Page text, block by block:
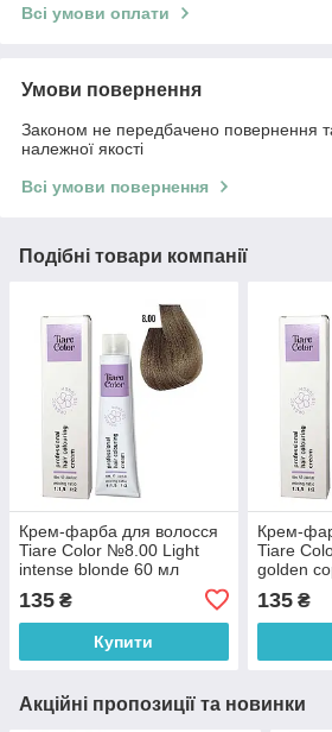
Всі умови оплати
Умови повернення
Законом не передбачено повернення
належної якості
Всі умови повернення
Подібні товари компанії
Крем-фарба для волосся
Tiare Color №8.00 Light
intense blonde 60 мл
135 ₴
Купити
Крем-
Tiare
golden
135₴
Акційні пропозиції та новинки